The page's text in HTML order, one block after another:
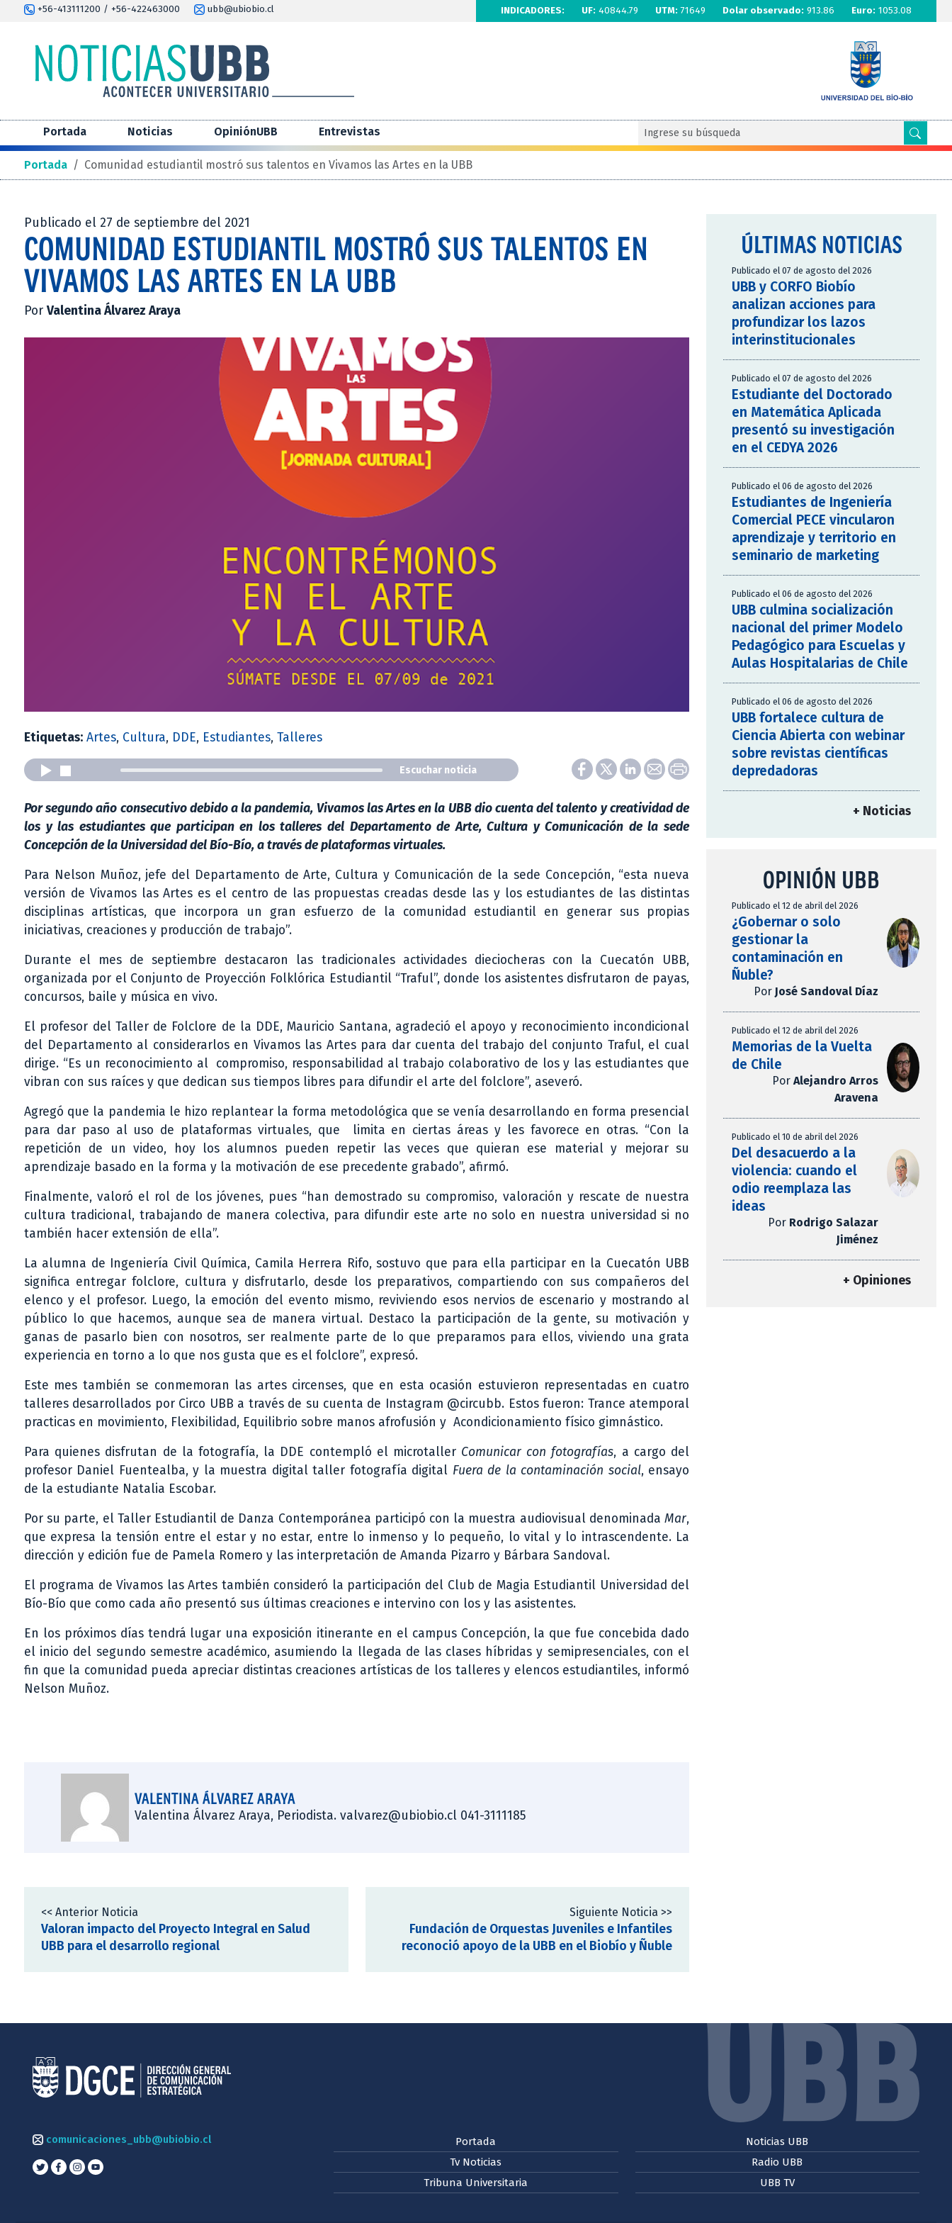
+56-413111200 / +56-422463000 ubb@ubiobio.cl INDICADORES: UF: 40844.79 UTM: 71649 Dolar observado: 913.86 Euro: 1053.08
Portada Noticias OpiniónUBB Entrevistas
Portada / Comunidad estudiantil mostró sus talentos en Vivamos las Artes en la UBB
Publicado el 27 de septiembre del 2021
COMUNIDAD ESTUDIANTIL MOSTRÓ SUS TALENTOS EN
VIVAMOS LAS ARTES EN LA UBB
PorValentina Álvarez Araya
Etiquetas: Artes, Cultura, DDE, Estudiantes, Talleres
Escuchar noticia
Por segundo año consecutivo debido a la pandemia, Vivamos las Artes en la UBB dio cuenta del talento y creatividad de
los y las estudiantes que participan en los talleres del Departamento de Arte, Cultura y Comunicación de la sede
Concepción de la Universidad del Bío-Bío, a través de plataformas virtuales.
Para Nelson Muñoz, jefe del Departamento de Arte, Cultura y Comunicación de la sede Concepción, “esta nueva
versión de Vivamos las Artes es el centro de las propuestas creadas desde las y los estudiantes de las distintas
disciplinas artísticas, que incorpora un gran esfuerzo de la comunidad estudiantil en generar sus propias
iniciativas, creaciones y producción de trabajo”.
Durante el mes de septiembre destacaron las tradicionales actividades dieciocheras con la Cuecatón UBB,
organizada por el Conjunto de Proyección Folklórica Estudiantil “Traful”, donde los asistentes disfrutaron de payas,
concursos, baile y música en vivo.
El profesor del Taller de Folclore de la DDE, Mauricio Santana, agradeció el apoyo y reconocimiento incondicional
del Departamento al considerarlos en Vivamos las Artes para dar cuenta del trabajo del conjunto Traful, el cual
dirige. “Es un reconocimiento al compromiso, responsabilidad al trabajo colaborativo de los y las estudiantes que
vibran con sus raíces y que dedican sus tiempos libres para difundir el arte del folclore”, aseveró.
Agregó que la pandemia le hizo replantear la forma metodológica que se venía desarrollando en forma presencial
para dar paso al uso de plataformas virtuales, que limita en ciertas áreas y les favorece en otras. “Con la
repetición de un video, hoy los alumnos pueden repetir las veces que quieran ese material y mejorar su
aprendizaje basado en la forma y la motivación de ese precedente grabado”, afirmó.
Finalmente, valoró el rol de los jóvenes, pues “han demostrado su compromiso, valoración y rescate de nuestra
cultura tradicional, trabajando de manera colectiva, para difundir este arte no solo en nuestra universidad si no
también hacer extensión de ella”.
La alumna de Ingeniería Civil Química, Camila Herrera Rifo, sostuvo que para ella participar en la Cuecatón UBB
significa entregar folclore, cultura y disfrutarlo, desde los preparativos, compartiendo con sus compañeros del
elenco y el profesor. Luego, la emoción del evento mismo, reviviendo esos nervios de escenario y mostrando al
público lo que hacemos, aunque sea de manera virtual. Destaco la participación de la gente, su motivación y
ganas de pasarlo bien con nosotros, ser realmente parte de lo que preparamos para ellos, viviendo una grata
experiencia en torno a lo que nos gusta que es el folclore”, expresó.
Este mes también se conmemoran las artes circenses, que en esta ocasión estuvieron representadas en cuatro
talleres desarrollados por Circo UBB a través de su cuenta de Instagram @circubb. Estos fueron: Trance atemporal
practicas en movimiento, Flexibilidad, Equilibrio sobre manos afrofusión y Acondicionamiento físico gimnástico.
Para quienes disfrutan de la fotografía, la DDE contempló el microtaller Comunicar con fotografías, a cargo del
profesor Daniel Fuentealba, y la muestra digital taller fotografía digital Fuera de la contaminación social, ensayo
de la estudiante Natalia Escobar.
Por su parte, el Taller Estudiantil de Danza Contemporánea participó con la muestra audiovisual denominada Mar,
que expresa la tensión entre el estar y no estar, entre lo inmenso y lo pequeño, lo vital y lo intrascendente. La
dirección y edición fue de Pamela Romero y las interpretación de Amanda Pizarro y Bárbara Sandoval.
El programa de Vivamos las Artes también consideró la participación del Club de Magia Estudiantil Universidad del
Bío-Bío que como cada año presentó sus últimas creaciones e intervino con los y las asistentes.
En los próximos días tendrá lugar una exposición itinerante en el campus Concepción, la que fue concebida dado
el inicio del segundo semestre académico, asumiendo la llegada de las clases híbridas y semipresenciales, con el
fin que la comunidad pueda apreciar distintas creaciones artísticas de los talleres y elencos estudiantiles, informó
Nelson Muñoz.
VALENTINA ÁLVAREZ ARAYA
Valentina Álvarez Araya, Periodista. valvarez@ubiobio.cl 041-3111185
<< Anterior Noticia
Valoran impacto del Proyecto Integral en Salud
UBB para el desarrollo regional
Siguiente Noticia >>
Fundación de Orquestas Juveniles e Infantiles
reconoció apoyo de la UBB en el Biobío y Ñuble
ÚLTIMAS NOTICIAS
Publicado el 07 de agosto del 2026
UBB y CORFO Biobío
analizan acciones para
profundizar los lazos
interinstitucionales
Publicado el 07 de agosto del 2026
Estudiante del Doctorado
en Matemática Aplicada
presentó su investigación
en el CEDYA 2026
Publicado el 06 de agosto del 2026
Estudiantes de Ingeniería
Comercial PECE vincularon
aprendizaje y territorio en
seminario de marketing
Publicado el 06 de agosto del 2026
UBB culmina socialización
nacional del primer Modelo
Pedagógico para Escuelas y
Aulas Hospitalarias de Chile
Publicado el 06 de agosto del 2026
UBB fortalece cultura de
Ciencia Abierta con webinar
sobre revistas científicas
depredadoras
+ Noticias
OPINIÓN UBB
Publicado el 12 de abril del 2026
¿Gobernar o solo
gestionar la
contaminación en
Ñuble?
Por José Sandoval Díaz
Publicado el 12 de abril del 2026
Memorias de la Vuelta
de Chile
Por Alejandro Arros
Aravena
Publicado el 10 de abril del 2026
Del desacuerdo a la
violencia: cuando el
odio reemplaza las
ideas
Por Rodrigo Salazar
Jiménez
+ Opiniones
comunicaciones_ubb@ubiobio.cl
Portada
Tv Noticias
Tribuna Universitaria
Noticias UBB
Radio UBB
UBB TV